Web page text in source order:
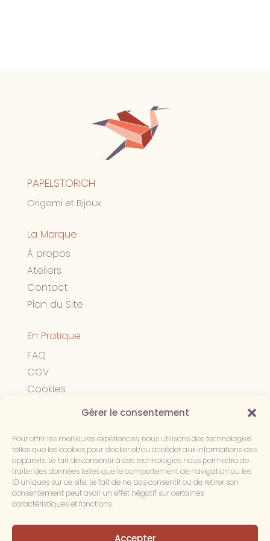
Gérer le consentement
Pour offrir les meilleures expériences, nous utilisons des technologies
telles que les cookies pour stocker et/ou accéder aux informations des
appareils. Le fait de consentir à ces technologies nous permettra de
traiter des données telles que le comportement de navigation ou les
ID uniques sur ce site. Le fait de ne pas consentir ou de retirer son
consentement peut avoir un effet négatif sur certaines
caractéristiques et fonctions.
Accepter
PAPELSTORICH
Origami et Bijoux
La Marque
À propos
Ateliers
Contact
Plan du Site
En Pratique
FAQ
CGV
Cookies
Confidentialité
Suivez-nous